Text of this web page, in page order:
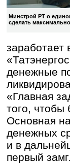
Минстрой РТ о
сделать
заработает
денежные
«Главная
того, чтобы
Основная
денежных
и в
первый